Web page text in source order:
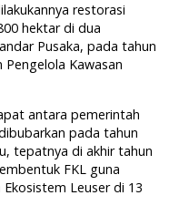
restorasi
hektar di dua
Pusaka, pada tahun
Kawasan
antara pemerintah
pada tahun
tepatnya di akhir tahun
FKL guna
Leuser di 13